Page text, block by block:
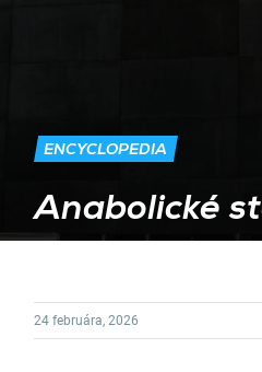
ENCYCLOPEDIA
Anabolické
24 februára, 2026